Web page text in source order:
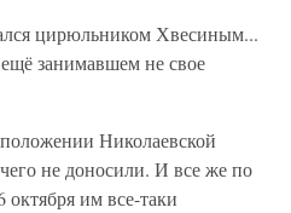
цирюльником Хвесиным...
занимавшем не свое
Николаевской
не доносили. И все же по
октября им все-таки